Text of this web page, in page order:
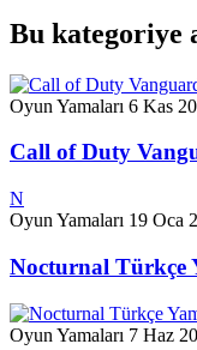
Bu
Oyun Yamaları 6 Kas
Call of Duty
N
Oyun Yamaları 19 Oca
Nocturnal Türkçe
Oyun Yamaları 7 Haz